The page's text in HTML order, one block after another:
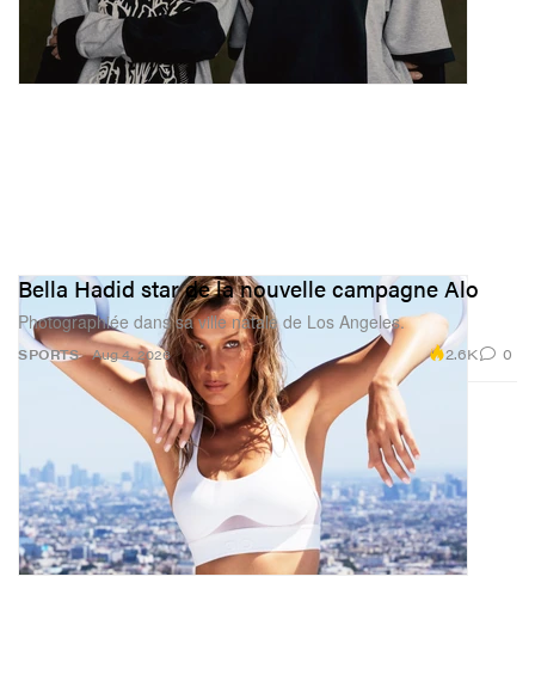
SPORTS
Bella Hadid star de la nouvelle campagne Alo
Photographiée dans sa ville natale de Los Angeles.
Aug 4, 2026 2.6K 0